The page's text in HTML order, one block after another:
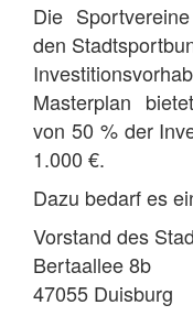
Die
den
Masterplan
von 50 % der
1.000 €.
Dazu bedarf es
Vorstand des
Bertaallee 8b
47055 Duisburg